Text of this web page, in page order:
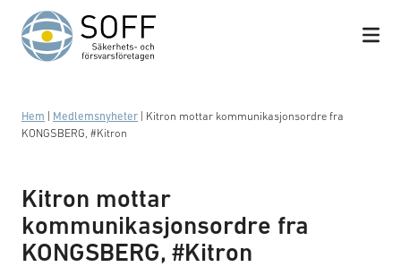
Hoppa till innehåll
Hem Medlemsnyheter
Kitron mottar kommunikasjonsordre fra
KONGSBERG, #Kitron
Kitron mottar
kommunikasjonsordre fra
KONGSBERG, #Kitron
Logotyp: Kitron